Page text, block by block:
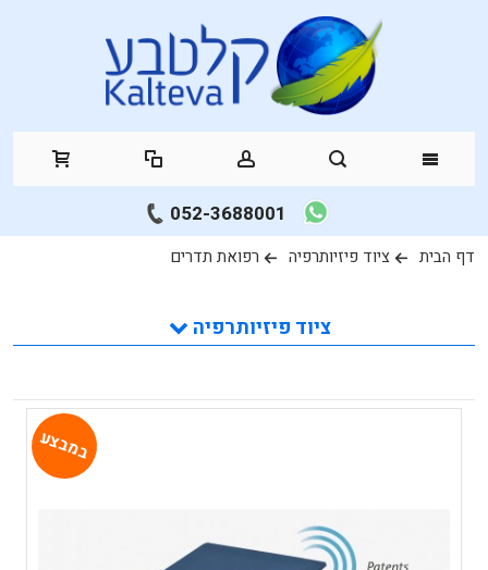
052-3688001
דף הבית ציוד פיזיותרפיה רפואת תדרים
ציוד פיזיותרפיה
במבצע